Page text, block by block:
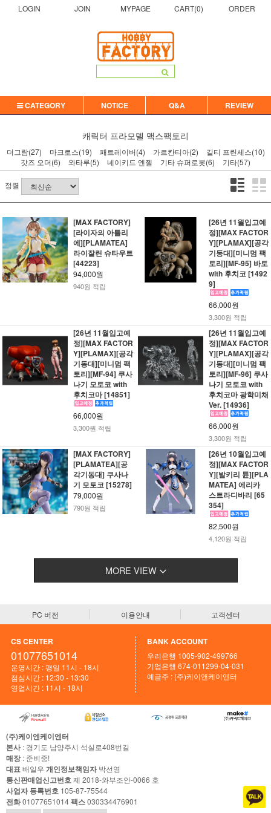
LOGIN JOIN MYPAGE CART(0) ORDER
CATEGORY NOTICE Q&A REVIEW
캐릭터 프라모델 맥스팩토리
더그람(27) 마크로스(19) 패트레이버(4) 가르칸티아(2)
길티 프린세스(10)
갓즈 오더(6)
와타루(5) 네이키드 엔젤 기타 슈퍼로봇(6) 기타(57)
정렬
[MAX FACTORY]
[라이자의 아틀리
에][PLAMATEA]
라이잘린 슈타우트
[44223]
94,000원
940원 적립
[26년 11월입고예
정][MAX FACTOR
Y][PLAMAX][공각
기동대][미니멈 팩
토리][MF-95] 바토
with 후치코 [1492
9]
66,000원
3,300원 적립
[26년 11월입고예
정][MAX FACTOR
Y][PLAMAX][공각
기동대][미니멈 팩
토리][MF-94] 쿠사
나기 모토코 with
후치코마 [14851]
66,000원
3,300원 적립
[26년 11월입고예
정][MAX FACTOR
Y][PLAMAX][공각
기동대][미니멈 팩
토리][MF-96] 쿠사
나기 모토코 with
후치코마 광학미채
Ver. [14936]
66,000원
3,300원 적립
[MAX FACTORY]
[PLAMATEA][공
각기동대] 쿠사나
기 모토코 [15278]
79,000원
790원 적립
[26년 10월입고예
정][MAX FACTOR
Y][발키리 튠][PLA
MATEA] 에리카
스트라디바리 [65
354]
82,500원
4,120원 적립
MORE VIEW
PC 버전 이용안내 고객센터
CS CENTER
01077651014
운영시간 : 평일 11시 - 18시
점심시간 : 12:30 - 13:30
영업시간 : 11시 - 18시
BANK ACCOUNT
우리은행 1005-902-499766
기업은행 674-011299-04-031
예금주 : (주)케이앤케이엔터
(주)케이엔케이엔터
본사: 경기도 남양주시 석실로408번길
매장: 준비중!
대표배일우 개인정보책임자박선영
통신판매업신고번호제 2018-와부조안-0066 호
사업자 등록번호 105-87-75544
전화01077651014팩스030334476901